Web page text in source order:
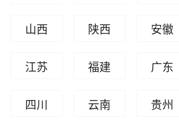
山西 陕西 安徽
江苏 福建 广东
四川 云南 贵州